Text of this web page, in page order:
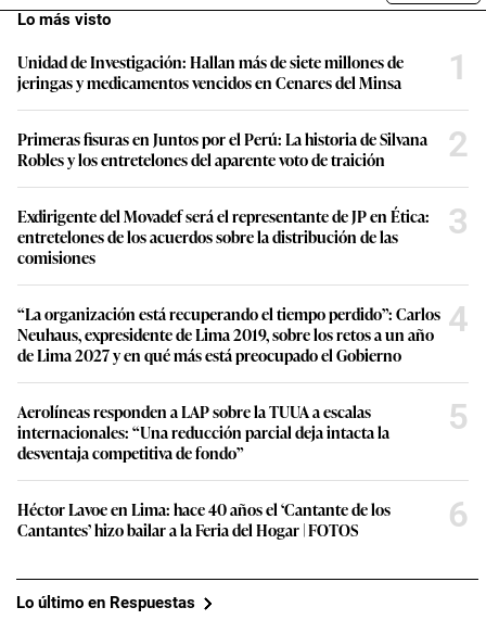
Lo más visto
Unidad de Investigación: Hallan más de siete millones de
jeringas y medicamentos vencidos en Cenares del Minsa
1
Primeras fisuras en Juntos por el Perú: La historia de Silvana
Robles y los entretelones del aparente voto de traición
2
Exdirigente del Movadef será el representante de JP en Ética:
entretelones de los acuerdos sobre la distribución de las
comisiones
3
“La organización está recuperando el tiempo perdido”: Carlos
Neuhaus, expresidente de Lima 2019, sobre los retos a un año
de Lima 2027 y en qué más está preocupado el Gobierno
4
Aerolíneas responden a LAP sobre la TUUA a escalas
internacionales: “Una reducción parcial deja intacta la
desventaja competitiva de fondo”
5
Héctor Lavoe en Lima: hace 40 años el ‘Cantante de los
Cantantes’ hizo bailar a la Feria del Hogar | FOTOS
6
Lo último en Respuestas